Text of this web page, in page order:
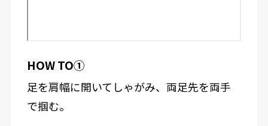
HOW TO①
足を肩幅に開いてしゃがみ、両足先を両手
で掴む。